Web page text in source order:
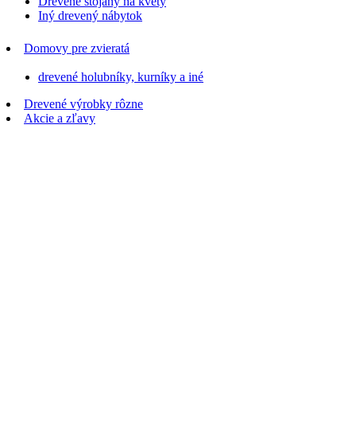
Iný drevený nábytok
Domovy pre zvieratá
drevené holubníky, kurníky a iné
Drevené výrobky rôzne
Akcie a zľavy